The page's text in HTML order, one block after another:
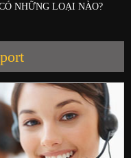
NHỮNG LOẠI NÀO?